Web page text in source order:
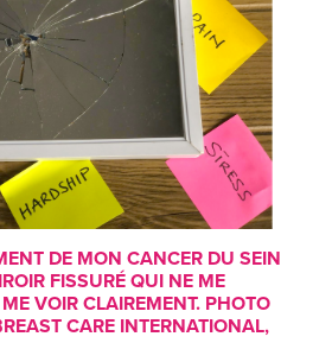
DE MON CANCER DU SEIN
FISSURÉ QUI NE ME
VOIR CLAIREMENT. PHOTO
CARE INTERNATIONAL,